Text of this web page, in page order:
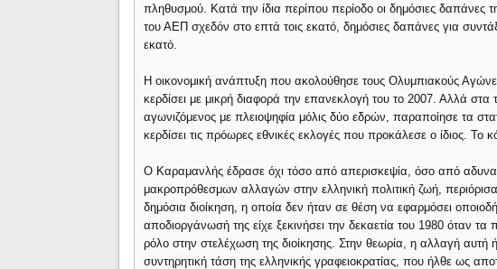
πληθυσμού. Κατά την ίδια περίπου περίοδο οι δημόσιες δαπάνες
του ΑΕΠ σχεδόν στο επτά τοις εκατό, δημόσιες δαπάνες για
εκατό.
Η οικονομική ανάπτυξη που ακολούθησε τους Ολυμπιακούς
κερδίσει με μικρή διαφορά την επανεκλογή του το 2007. Αλλά στα
αγωνιζόμενος με πλειοψηφία μόλις δύο εδρών, παραποίησε τα
κερδίσει τις πρόωρες εθνικές εκλογές που προκάλεσε ο ίδιος. Το
Ο Καραμανλής έδρασε όχι τόσο από απερισκεψία, όσο από
μακροπρόθεσμων αλλαγών στην ελληνική πολιτική ζωή,
δημόσια διοίκηση, η οποία δεν ήταν σε θέση να εφαρμόσει
αποδιοργάνωσή της είχε ξεκινήσει την δεκαετία του 1980 όταν
ρόλο στην στελέχωση της διοίκησης. Στην θεωρία, η αλλαγή αυτή
συντηρητική τάση της ελληνικής γραφειοκρατίας, που ήλθε ως